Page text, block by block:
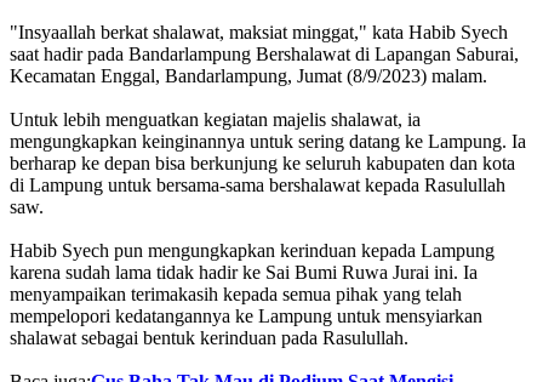
"Insyaallah berkat shalawat, maksiat minggat," kata Habib Syech
saat hadir pada Bandarlampung Bershalawat di Lapangan Saburai,
Kecamatan Enggal, Bandarlampung, Jumat (8/9/2023) malam.
Untuk lebih menguatkan kegiatan majelis shalawat, ia
mengungkapkan keinginannya untuk sering datang ke Lampung. Ia
berharap ke depan bisa berkunjung ke seluruh kabupaten dan kota
di Lampung untuk bersama-sama bershalawat kepada Rasulullah
saw.
Habib Syech pun mengungkapkan kerinduan kepada Lampung
karena sudah lama tidak hadir ke Sai Bumi Ruwa Jurai ini. Ia
menyampaikan terimakasih kepada semua pihak yang telah
mempelopori kedatangannya ke Lampung untuk mensyiarkan
shalawat sebagai bentuk kerinduan pada Rasulullah.